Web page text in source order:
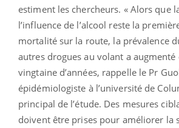
estiment les chercheurs. « Alors que
l’influence de l’alcool reste la
mortalité sur la route, la prévalence
autres drogues au volant a augmenté
vingtaine d’années, rappelle le Pr
épidémiologiste à l’université de
principal de l’étude. Des mesures
doivent être prises pour améliorer la